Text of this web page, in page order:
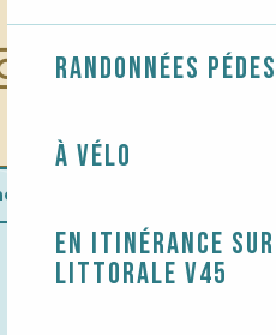
Randonnées
À vélo
En itinérance
littorale V45
brochures